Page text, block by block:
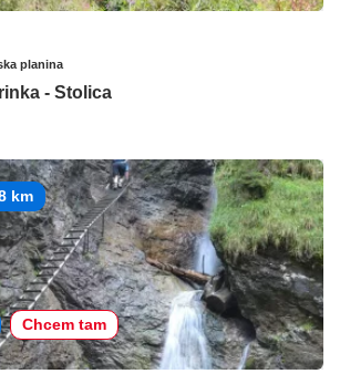
planina
- Stolica
km
Chcem tam